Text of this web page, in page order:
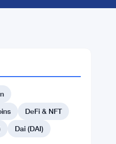
DeFi & NFT
Dai (DAI)